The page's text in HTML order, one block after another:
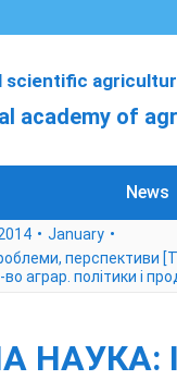
scientific
academy of
News
January
перспективи
аграр. політики і
НАУКА: